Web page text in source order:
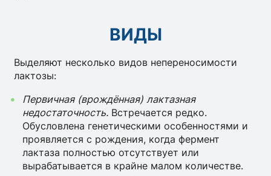
ВИДЫ
Выделяют несколько видов непереносимости
лактозы:
Первичная (врождённая) лактазная
недостаточность.Встречается редко.
Обусловлена генетическими особенностями и
проявляется с рождения, когда фермент
лактаза полностью отсутствует или
вырабатывается в крайне малом количестве.